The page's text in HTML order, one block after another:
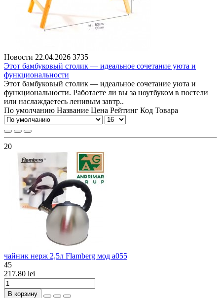
Новости 22.04.2026 3735
Этот бамбуковый столик — идеальное сочетание уюта и
функциональности
Этот бамбуковый столик — идеальное сочетание уюта и
функциональности. Работаете ли вы за ноутбуком в постели
или наслаждаетесь ленивым завтр..
По умолчанию Название Цена Рейтинг Код Товара
20
чайник нерж 2,5л Flamberg мод а055
45
217.80 lei
В корзину